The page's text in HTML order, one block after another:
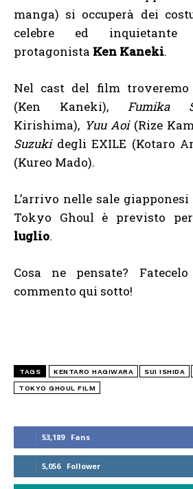
53,189 Fans
5,056 Follower
manga) si occuperà dei
celebre ed inquietante
protagonista Ken Kaneki.
Nel cast del film troveremo
(Ken Kaneki), Fumika
Kirishima), Yuu Aoi(Rize
Suzukidegli EXILE (Kotaro
(Kureo Mado).
L’arrivo nelle sale
Tokyo Ghoul è previsto
luglio.
Cosa ne pensate?
commento qui sotto!
TAGS KENTARO HAGIWARA SUI ISHIDA
TOKYO GHOUL FILM